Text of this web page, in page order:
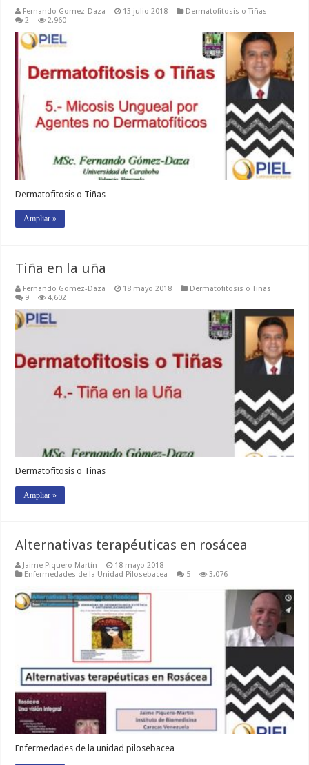
Fernando Gomez-Daza 13 julio 2018
Dermatofitosis o Tiñas
2
2,960
Dermatofitosis o Tiñas
Ampliar »
Tiña en la uña
Fernando Gomez-Daza 18 mayo 2018
Dermatofitosis o Tiñas
9
4,602
Dermatofitosis o Tiñas
Ampliar »
Alternativas terapéuticas en rosácea
Jaime Piquero Martín
18 mayo 2018
Enfermedades de la Unidad Pilosebacea
5 3,076
Enfermedades de la unidad pilosebacea